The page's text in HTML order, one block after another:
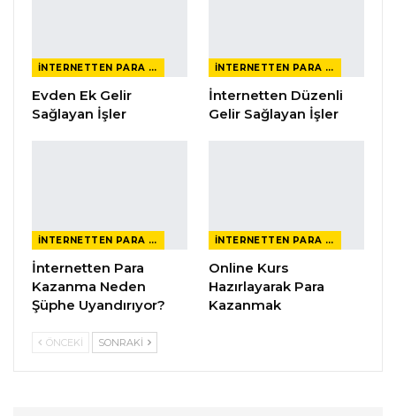
İNTERNETTEN PARA KAZANMAK
Evden Ek Gelir
Sağlayan İşler
İNTERNETTEN PARA KAZANMAK
İnternetten Düzenli
Gelir Sağlayan İşler
İNTERNETTEN PARA KAZANMAK
İnternetten Para
Kazanma Neden
Şüphe Uyandırıyor?
İNTERNETTEN PARA KAZANMAK
Online Kurs
Hazırlayarak Para
Kazanmak
ÖNCEKI SONRAKI